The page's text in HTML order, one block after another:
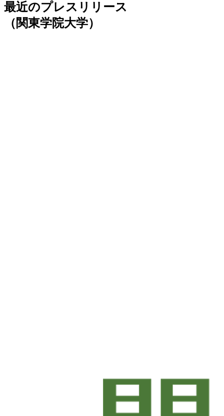
最近のプレスリリース
（関東学院大学）